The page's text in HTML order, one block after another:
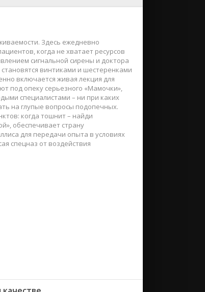
Здесь ежедневно
когда не хватает ресурсов
сигнальной сирены и доктора
винтиками и шестеренками
включается живая лекция для
под опеку серьезного «Мамочки»,
специалистами – ни при каких
на глупые вопросы подопечных.
когда тошнит – найди
обеспечивает страну
для передачи опыта в условиях
спецназ от воздействия